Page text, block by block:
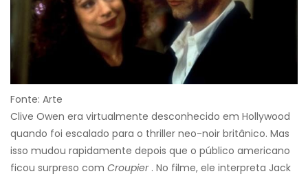
Fonte: Arte
Clive Owen era virtualmente desconhecido em Hollywood
quando foi escalado para o thriller neo-noir britânico. Mas
isso mudou rapidamente depois que o público americano
ficou surpreso com Croupier. No filme, ele interpreta Jack